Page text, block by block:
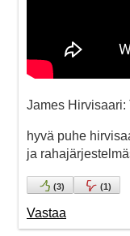
James
hyvä puhe
ja
(3) (1)
Vastaa